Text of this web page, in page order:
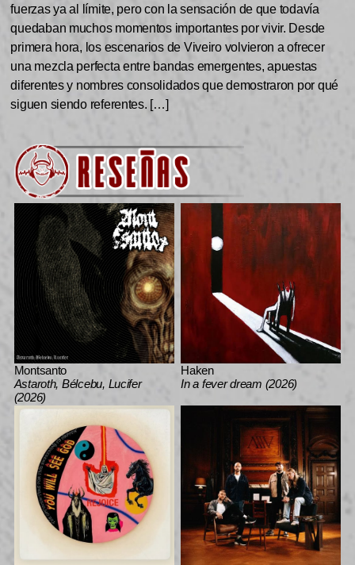
fuerzas ya al límite, pero con la sensación de que todavía
quedaban muchos momentos importantes por vivir. Desde
primera hora, los escenarios de Viveiro volvieron a ofrecer
una mezcla perfecta entre bandas emergentes, apuestas
diferentes y nombres consolidados que demostraron por qué
siguen siendo referentes. […]
Montsanto
Astaroth, Bélcebu, Lucifer
(2026)
Haken
In a fever dream (2026)